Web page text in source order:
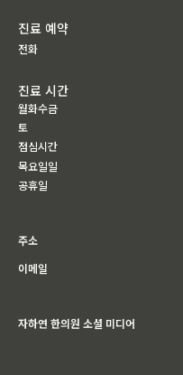
진료 예약
전화
진료 시간
월화수금
토
점심시간
목요일일
공휴일
주소
이메일
자하연 한의원 소셜 미디어